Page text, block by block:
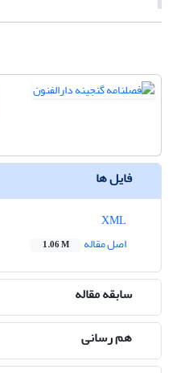
فایل ها
اصل مقاله
1.06 M
سابقه مقاله
هم رسانی